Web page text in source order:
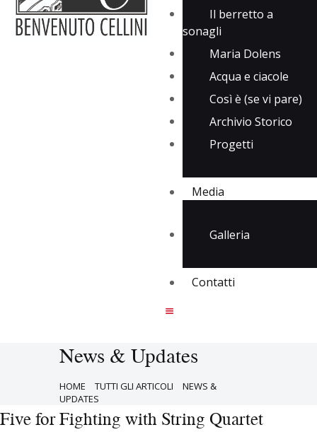
Il berretto a
sonagli
Maria Dolens
Acqua e ciacole
Così è (se vi pare)
Archivio Storico
Progetti
Media
Galleria
Contatti
News & Updates
HOME TUTTI GLI ARTICOLI
NEWS &
UPDATES
Five for Fighting with String Quartet